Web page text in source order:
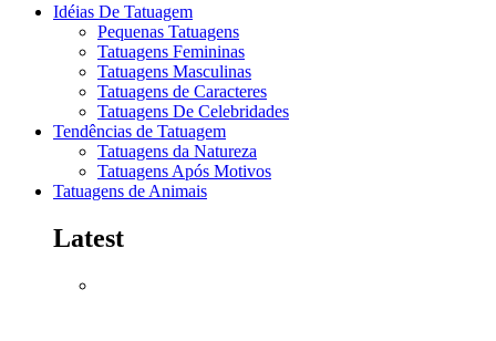
Idéias De Tatuagem
Pequenas Tatuagens
Tatuagens Femininas
Tatuagens Masculinas
Tatuagens de Caracteres
Tatuagens De Celebridades
Tendências de Tatuagem
Tatuagens da Natureza
Tatuagens Após Motivos
Tatuagens de Animais
Latest